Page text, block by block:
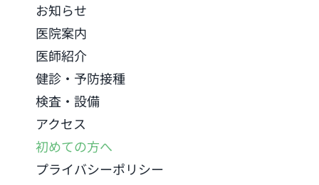
お知らせ
医院案内
医師紹介
健診・予防接種
検査・設備
アクセス
初めての方へ
プライバシーポリシー